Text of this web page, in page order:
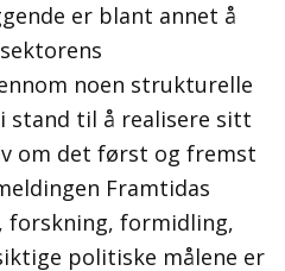
er blant annet å
noen strukturelle
stand til å realisere sitt
om det først og fremst
Framtidas
forskning, formidling,
politiske målene er